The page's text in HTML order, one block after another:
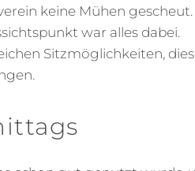
keine Mühen
war alles dabei.
Sitzmöglichkeiten,